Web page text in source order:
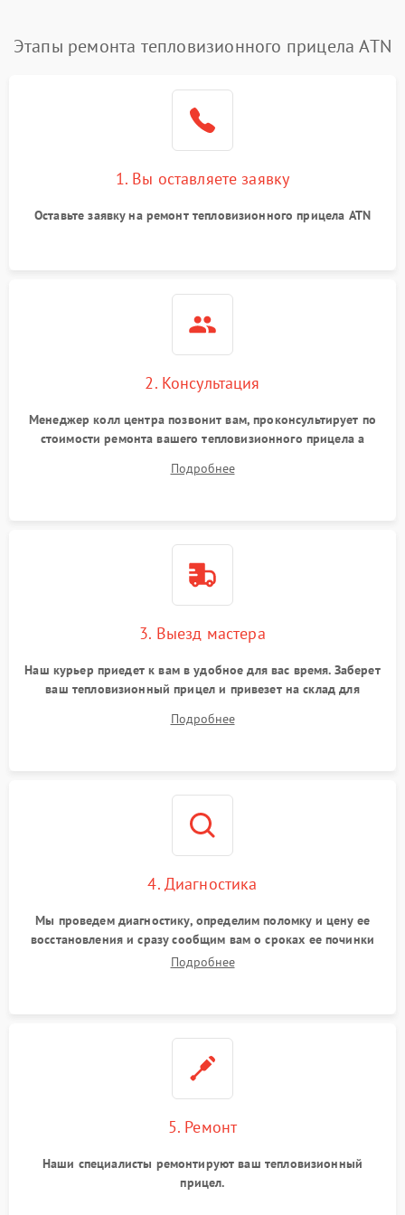
Этапы ремонта тепловизионного прицела ATN
1. Вы оставляете заявку
Оставьте заявку на ремонт тепловизионного прицела ATN
2. Консультация
Менеджер колл центра позвонит вам, проконсультирует по
стоимости ремонта вашего тепловизионного прицела а
Подробнее
3. Выезд мастера
Наш курьер приедет к вам в удобное для вас время. Заберет
ваш тепловизионный прицел и привезет на склад для
Подробнее
4. Диагностика
Мы проведем диагностику, определим поломку и цену ее
восстановления и сразу сообщим вам о сроках ее починки
Подробнее
5. Ремонт
Наши специалисты ремонтируют ваш тепловизионный
прицел.